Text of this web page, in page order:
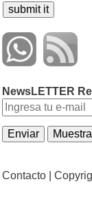
NewsLETTER
Contacto |